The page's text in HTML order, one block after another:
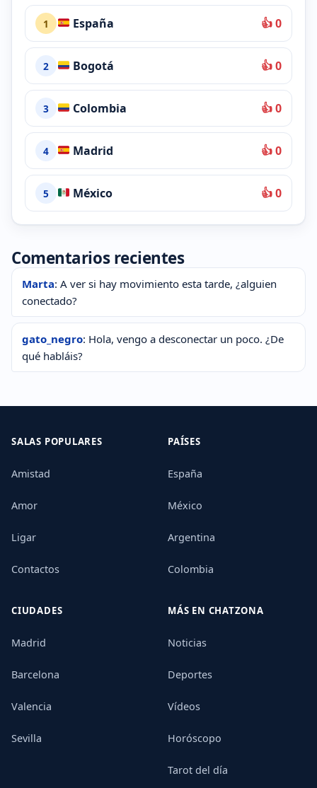
1 España 👍 0
2 Bogotá 👍 0
3 Colombia 👍 0
4 Madrid 👍 0
5 México 👍 0
Comentarios recientes
Marta: A ver si hay movimiento esta tarde, ¿alguien
conectado?
gato_negro: Hola, vengo a desconectar un poco. ¿De
qué habláis?
SALAS POPULARES
Amistad
Amor
Ligar
Contactos
PAÍSES
España
México
Argentina
Colombia
CIUDADES
Madrid
Barcelona
Valencia
Sevilla
MÁS EN CHATZONA
Noticias
Deportes
Vídeos
Horóscopo
Tarot del día